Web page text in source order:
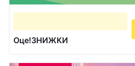
Оце!ЗНИЖКИ